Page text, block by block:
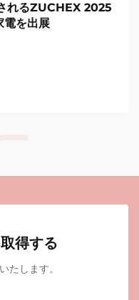
れるZUCHEX 2025
電を出展
得する
たします。